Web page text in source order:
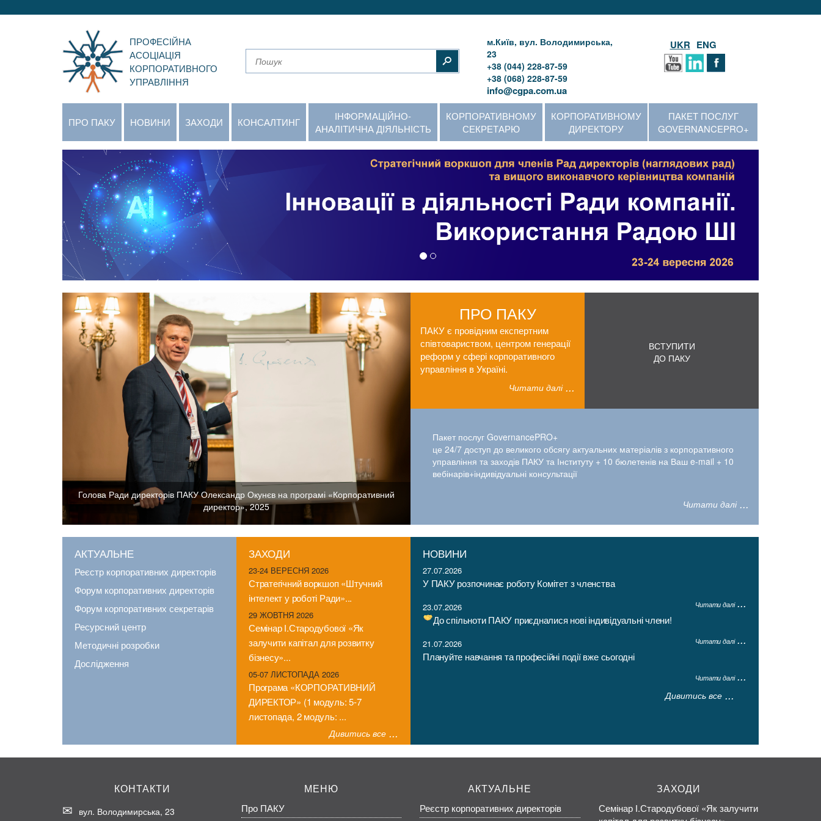
ПРОФЕСІЙНА
АСОЦІАЦІЯ
КОРПОРАТИВНОГО
УПРАВЛІННЯ
м.Київ, вул. Володимирська,
23
+38 (044) 228-87-59
+38 (068) 228-87-59
info@cgpa.com.ua
UKR ENG
ПРО ПАКУ НОВИНИ ЗАХОДИ КОНСАЛТИНГ
ІНФОРМАЦІЙНО-
АНАЛІТИЧНА ДІЯЛЬНІСТЬ
КОРПОРАТИВНОМУ
СЕКРЕТАРЮ
КОРПОРАТИВНОМУ
ДИРЕКТОРУ
ПАКЕТ ПОСЛУГ
GOVERNANCEPRO+
Голова Ради директорів ПАКУ Олександр Окунєв на програмі «Корпоративний
директор», 2025
ПРО ПАКУ
ПАКУ є провідним експертним
співтовариством, центром генерації
реформ у сфері корпоративного
управління в Україні.
Читати далі
ВСТУПИТИ
ДО ПАКУ
Пакет послуг GovernancePRO+
це 24/7 доступ до великого обсягу актуальних матеріалів з корпоративного
управління та заходів ПАКУ та Інституту + 10 бюлетенів на Ваш e-mail + 10
вебінарів+індивідуальні консультації
Читати далі
АКТУАЛЬНЕ
Реєстр корпоративних директорів
Форум корпоративних директорів
Форум корпоративних секретарів
Ресурсний центр
Методичні розробки
Дослідження
ЗАХОДИ
23-24 ВЕРЕСНЯ 2026
Стратегічний воркшоп «Штучний
інтелект у роботі Ради»...
29 ЖОВТНЯ 2026
Семінар І.Стародубової «Як
залучити капітал для розвитку
бізнесу»...
05-07 ЛИСТОПАДА 2026
Програма «КОРПОРАТИВНИЙ
ДИРЕКТОР» (1 модуль: 5-7
листопада, 2 модуль: ...
Дивитись все
НОВИНИ
27.07.2026
У ПАКУ розпочинає роботу Комітет з членства
Читати далі
23.07.2026
До спільноти ПАКУ приєдналися нові індивідуальні члени!
Читати далі
21.07.2026
Плануйте навчання та професійні події вже сьогодні
Читати далі
Дивитись все
КОНТАКТИ
вул. Володимирська, 23
МЕНЮ
Про ПАКУ
АКТУАЛЬНЕ
Реєстр корпоративних директорів
ЗАХОДИ
Семінар І.Стародубової «Як залучити